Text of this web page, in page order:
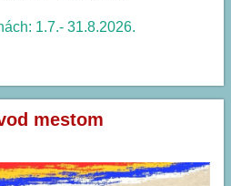
1.7.- 31.8.2026.
mestom